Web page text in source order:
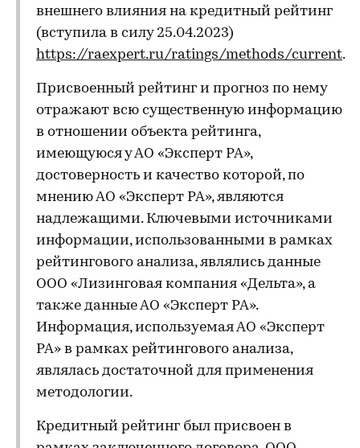
внешнего влияния на кредитный рейтинг
(вступила в силу 25.04.2023)
https://raexpert.ru/ratings/methods/current.
Присвоенный рейтинг и прогноз по нему
отражают всю существенную информацию
в отношении объекта рейтинга,
имеющуюся у АО «Эксперт РА»,
достоверность и качество которой, по
мнению АО «Эксперт РА», являются
надлежащими. Ключевыми источниками
информации, использованными в рамках
рейтингового анализа, являлись данные
ООО «Лизинговая компания «Дельта», а
также данные АО «Эксперт РА».
Информация, используемая АО «Эксперт
РА» в рамках рейтингового анализа,
являлась достаточной для применения
методологии.
Кредитный рейтинг был присвоен в